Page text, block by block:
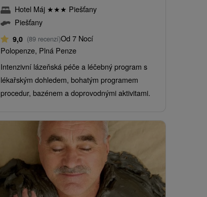
Hotel Máj ★★★ Piešťany
Piešťany
9,0 (89 recenzí)Od 7 Nocí
Polopenze, Plná Penze
Intenzivní lázeňská péče a léčebný program s
lékařským dohledem, bohatým programem
procedur, bazénem a doprovodnými aktivitami.